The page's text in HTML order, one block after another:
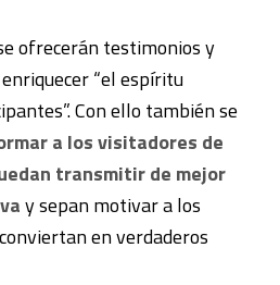
ofrecerán testimonios y
“el espíritu
Con ello también se
a los visitadores de
transmitir de mejor
y sepan motivar a los
en verdaderos